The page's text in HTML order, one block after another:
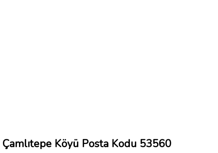
Çamlıtepe Köyü Posta Kodu 53560